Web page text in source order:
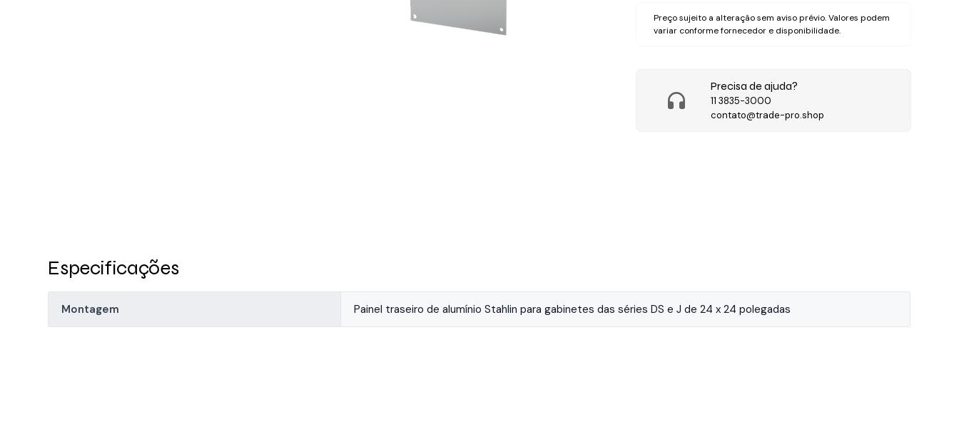
Preço sujeito a alteração sem aviso prévio. Valores podem
variar conforme fornecedor e disponibilidade.
Precisa de ajuda?
11 3835-3000
contato@trade-pro.shop
Especificações
Montagem Painel traseiro de alumínio Stahlin para gabinetes das séries DS e J de 24 x 24 polegadas